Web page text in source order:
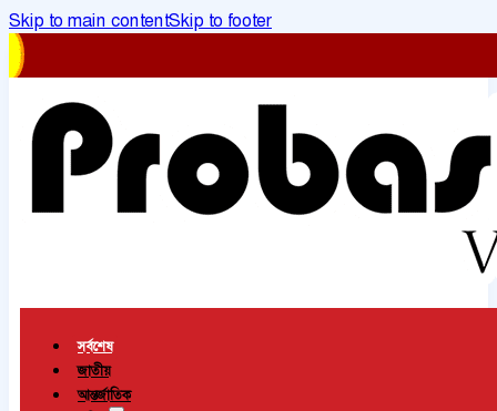
Skip to main contentSkip to footer
সর্বশেষ
জাতীয়
আন্তর্জাতিক